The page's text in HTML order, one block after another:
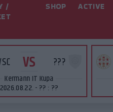
/
SHOP ACTIVE
VS ???
Kermann IT Kupa
2026.08.22. - ?? : ??